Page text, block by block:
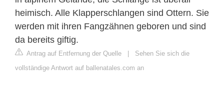
heimisch. Alle Klapperschlangen sind Ottern. Sie
werden mit ihren Fangzähnen geboren und sind
da bereits giftig.
Antrag auf Entfernung der Quelle | Sehen Sie sich die
vollständige Antwort auf ballenatales.com an